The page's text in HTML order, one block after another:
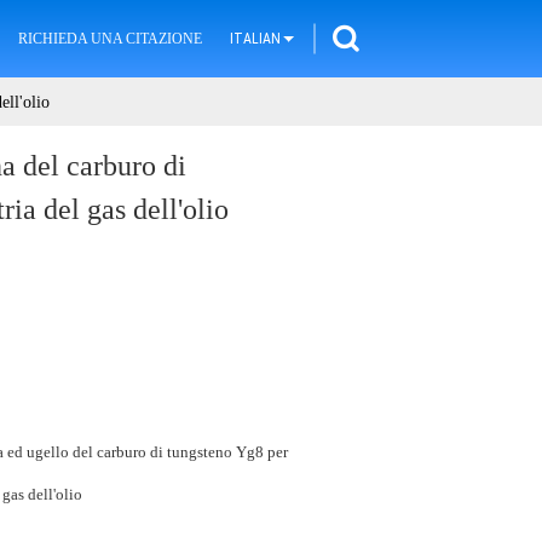
RICHIEDA UNA CITAZIONE ITALIAN
del carburo di
del gas dell'olio
ugello del carburo di tungsteno Yg8 per
dell'olio